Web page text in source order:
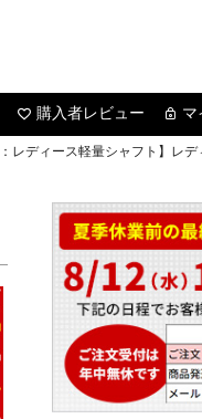
購入者レビュー マ
レディース軽量シャフト】レ